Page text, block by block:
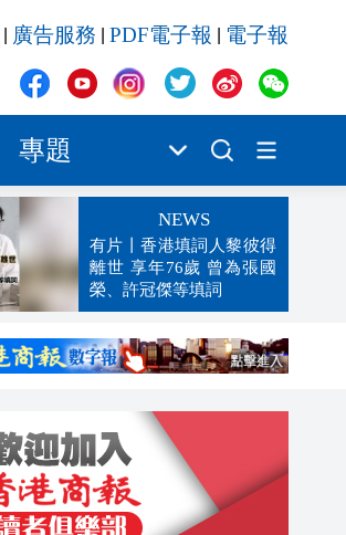
廣告服務 PDF電子報 電子報
專題
NEWS
有片丨香港填詞人黎彼得
離世 享年76歲 曾為張國
榮、許冠傑等填詞